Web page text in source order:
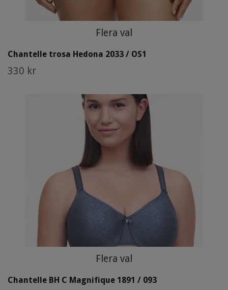
Flera val
Chantelle trosa Hedona 2033 / OS1
330 kr
Flera val
Chantelle BH C Magnifique 1891 / 093